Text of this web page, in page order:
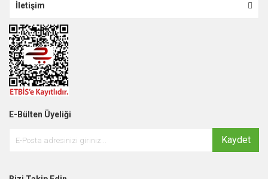
İletişim
E-Bülten Üyeliği
Kaydet